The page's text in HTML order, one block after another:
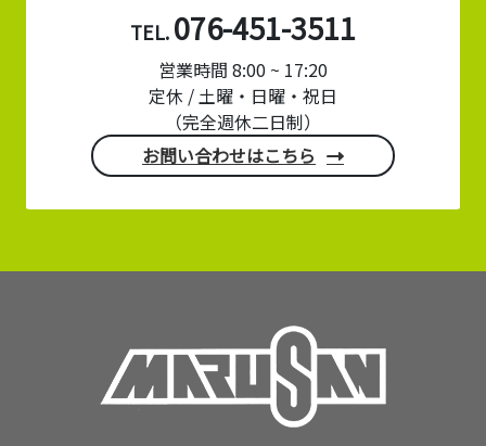
TEL. 076-451-3511
営業時間 8:00 ~ 17:20
定休 / 土曜・日曜・祝日
（完全週休二日制）
お問い合わせはこちら